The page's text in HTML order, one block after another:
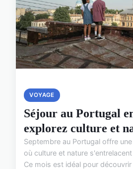
VOYAGE
Séjour au Portugal
explorez culture et
Septembre au Portugal offre
où culture et nature
Ce mois est idéal pour